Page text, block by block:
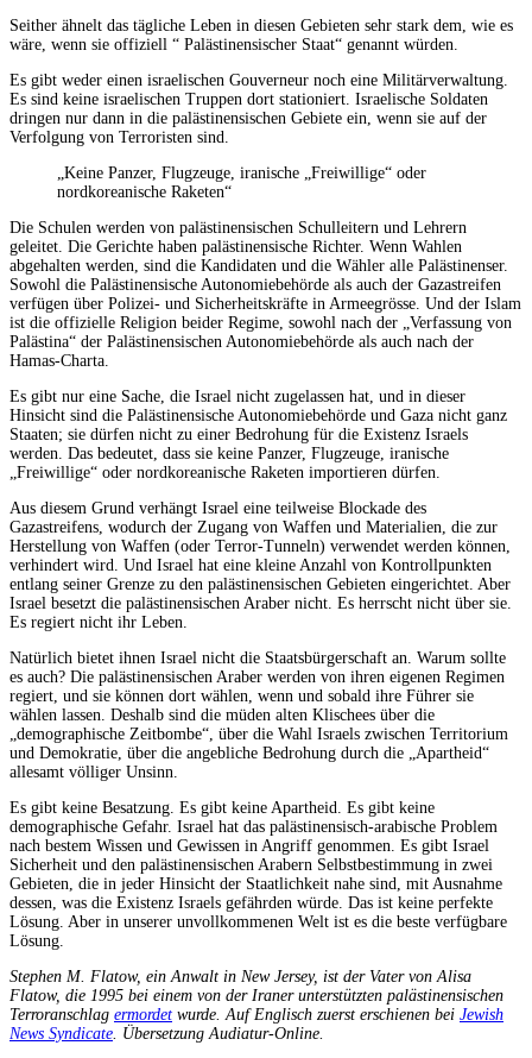
Seither ähnelt das tägliche Leben in diesen Gebieten sehr stark dem, wie es
wäre, wenn sie offiziell “ Palästinensischer Staat“ genannt würden.
Es gibt weder einen israelischen Gouverneur noch eine Militärverwaltung.
Es sind keine israelischen Truppen dort stationiert. Israelische Soldaten
dringen nur dann in die palästinensischen Gebiete ein, wenn sie auf der
Verfolgung von Terroristen sind.
„Keine Panzer, Flugzeuge, iranische „Freiwillige“ oder
nordkoreanische Raketen“
Die Schulen werden von palästinensischen Schulleitern und Lehrern
geleitet. Die Gerichte haben palästinensische Richter. Wenn Wahlen
abgehalten werden, sind die Kandidaten und die Wähler alle Palästinenser.
Sowohl die Palästinensische Autonomiebehörde als auch der Gazastreifen
verfügen über Polizei- und Sicherheitskräfte in Armeegrösse. Und der Islam
ist die offizielle Religion beider Regime, sowohl nach der „Verfassung von
Palästina“ der Palästinensischen Autonomiebehörde als auch nach der
Hamas-Charta.
Es gibt nur eine Sache, die Israel nicht zugelassen hat, und in dieser
Hinsicht sind die Palästinensische Autonomiebehörde und Gaza nicht ganz
Staaten; sie dürfen nicht zu einer Bedrohung für die Existenz Israels
werden. Das bedeutet, dass sie keine Panzer, Flugzeuge, iranische
„Freiwillige“ oder nordkoreanische Raketen importieren dürfen.
Aus diesem Grund verhängt Israel eine teilweise Blockade des
Gazastreifens, wodurch der Zugang von Waffen und Materialien, die zur
Herstellung von Waffen (oder Terror-Tunneln) verwendet werden können,
verhindert wird. Und Israel hat eine kleine Anzahl von Kontrollpunkten
entlang seiner Grenze zu den palästinensischen Gebieten eingerichtet. Aber
Israel besetzt die palästinensischen Araber nicht. Es herrscht nicht über sie.
Es regiert nicht ihr Leben.
Natürlich bietet ihnen Israel nicht die Staatsbürgerschaft an. Warum sollte
es auch? Die palästinensischen Araber werden von ihren eigenen Regimen
regiert, und sie können dort wählen, wenn und sobald ihre Führer sie
wählen lassen. Deshalb sind die müden alten Klischees über die
„demographische Zeitbombe“, über die Wahl Israels zwischen Territorium
und Demokratie, über die angebliche Bedrohung durch die „Apartheid“
allesamt völliger Unsinn.
Es gibt keine Besatzung. Es gibt keine Apartheid. Es gibt keine
demographische Gefahr. Israel hat das palästinensisch-arabische Problem
nach bestem Wissen und Gewissen in Angriff genommen. Es gibt Israel
Sicherheit und den palästinensischen Arabern Selbstbestimmung in zwei
Gebieten, die in jeder Hinsicht der Staatlichkeit nahe sind, mit Ausnahme
dessen, was die Existenz Israels gefährden würde. Das ist keine perfekte
Lösung. Aber in unserer unvollkommenen Welt ist es die beste verfügbare
Lösung.
Stephen M. Flatow, ein Anwalt in New Jersey, ist der Vater von Alisa
Flatow, die 1995 bei einem von der Iraner unterstützten palästinensischen
Terroranschlag ermordet wurde. Auf Englisch zuerst erschienen bei Jewish
News Syndicate . Übersetzung Audiatur-Online.